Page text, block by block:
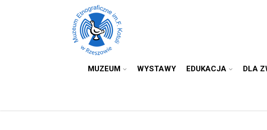
MUZEUM WYSTAWY EDUKACJA DLA